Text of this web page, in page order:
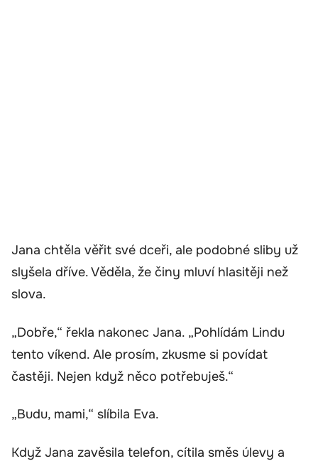
Jana chtěla věřit své dceři, ale podobné sliby už
slyšela dříve. Věděla, že činy mluví hlasitěji než
slova.
„Dobře,“ řekla nakonec Jana. „Pohlídám Lindu
tento víkend. Ale prosím, zkusme si povídat
častěji. Nejen když něco potřebuješ.“
„Budu, mami,“ slíbila Eva.
Když Jana zavěsila telefon, cítila směs úlevy a